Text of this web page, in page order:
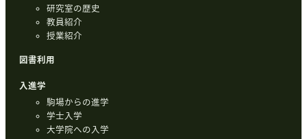
研究室の歴史
教員紹介
授業紹介
図書利用
入進学
駒場からの進学
学士入学
大学院への入学